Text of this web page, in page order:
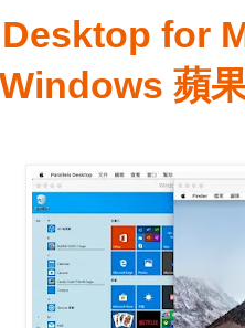
for
蘋